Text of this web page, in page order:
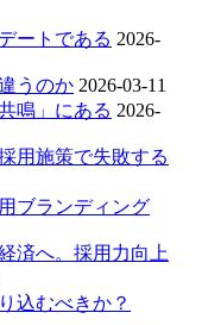
ートである 2026-
うのか 2026-03-11
鳴」にある 2026-
用施策で失敗する
ブランディング
済へ。採用力向上
込むべきか？